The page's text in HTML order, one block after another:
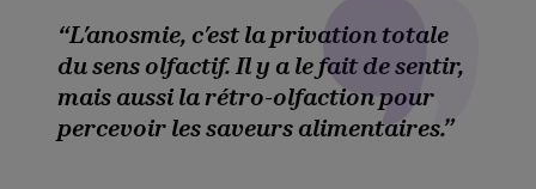
L'anosmie, c'est la privation totale
du sens olfactif. Il y a le fait de sentir,
mais aussi la rétro-olfaction pour
percevoir les saveurs alimentaires.